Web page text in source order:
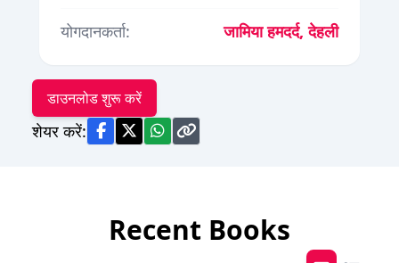
योगदानकर्ता:
जामिया हमदर्द, देहली
डाउनलोड शुरू करें
शेयर करें:
Recent Books